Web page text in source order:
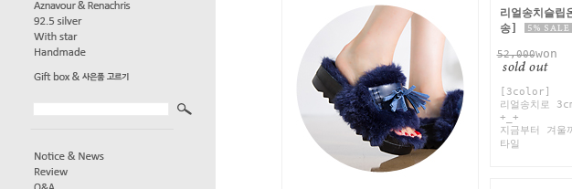
리얼송치슬
송]
52,000won
[3color]
리얼송치로
+_+
지금부터 겨울
타일